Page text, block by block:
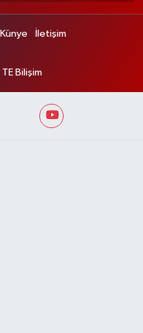
Künye İletişim
TE Bilişim